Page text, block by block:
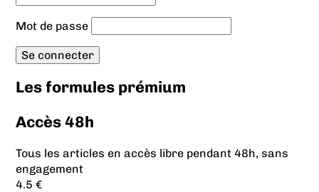
Mot de passe
Les formules prémium
Accès 48h
Tous les articles en accès libre pendant 48h, sans
engagement
4.5 €